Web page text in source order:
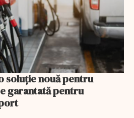
soluție nouă pentru
garantată pentru